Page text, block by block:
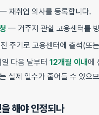
재취업 의사를 등록합니다.
— 거주지 관할 고용센터를
주기로 고용센터에 출석(또
다음 날부터 12개월 이내에
실제 일수가 줄어들 수 있으
해야 인정되나